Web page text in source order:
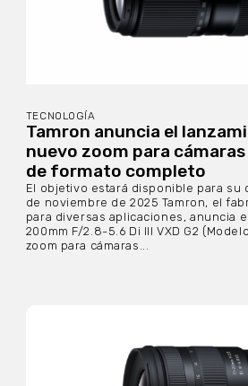
TECNOLOGÍA
Tamron anuncia el
nuevo zoom para
de formato completo
El objetivo estará disponible para su
de noviembre de 2025 Tamron, el
para diversas aplicaciones, anuncia
200mm F/2.8-5.6 Di III VXD G2
zoom para cámaras...